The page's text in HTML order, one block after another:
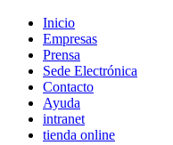
Inicio
Empresas
Prensa
Sede Electrónica
Contacto
Ayuda
intranet
tienda online